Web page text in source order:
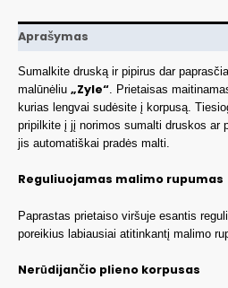
Aprašymas
Sumalkite druską ir pipirus dar
malūnėliu „Zyle“ . Prietaisas
kurias lengvai sudėsite į korpusą.
pripilkite į jį norimos sumalti druskos ar
jis automatiškai pradės malti.
Reguliuojamas malimo rupumas
Paprastas prietaiso viršuje esantis
poreikius labiausiai atitinkantį malimo
Nerūdijančio plieno korpusas